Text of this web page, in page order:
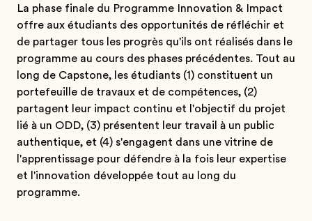
La phase finale du Programme Innovation & Impact
offre aux étudiants des opportunités de réfléchir et
de partager tous les progrès qu'ils ont réalisés dans le
programme au cours des phases précédentes. Tout au
long de Capstone, les étudiants (1) constituent un
portefeuille de travaux et de compétences, (2)
partagent leur impact continu et l'objectif du projet
lié à un ODD, (3) présentent leur travail à un public
authentique, et (4) s'engagent dans une vitrine de
l'apprentissage pour défendre à la fois leur expertise
et l'innovation développée tout au long du
programme.